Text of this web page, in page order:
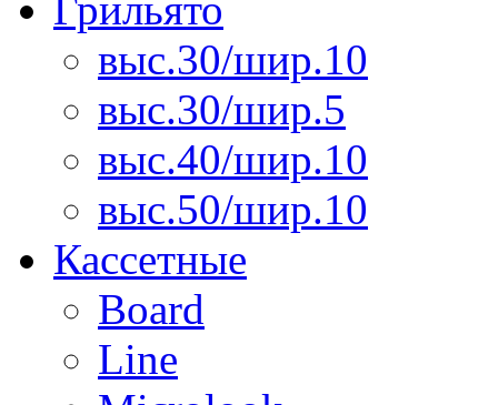
выс.30/шир.10
выс.30/шир.5
выс.40/шир.10
выс.50/шир.10
Кассетные
Board
Line